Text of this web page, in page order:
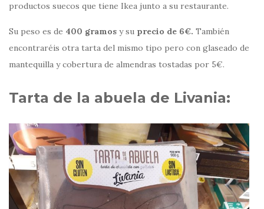
productos suecos que tiene Ikea junto a su restaurante.
Su peso es de 400 gramos y su precio de 6€. También
encontraréis otra tarta del mismo tipo pero con glaseado de
mantequilla y cobertura de almendras tostadas por 5€.
Tarta de la abuela de Livania: